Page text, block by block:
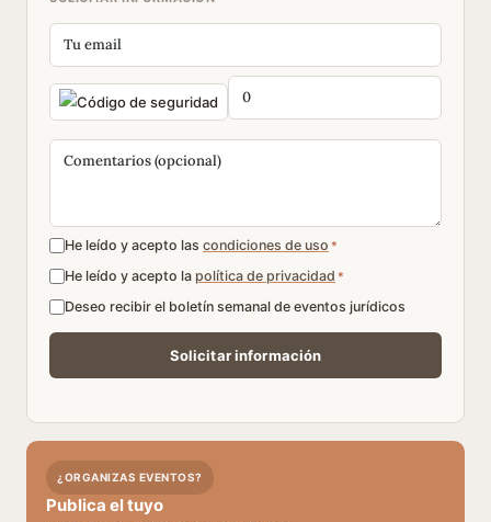
He leído y acepto las condiciones de uso *
He leído y acepto la política de privacidad *
Deseo recibir el boletín semanal de eventos jurídicos
¿ORGANIZAS EVENTOS?
Publica el tuyo